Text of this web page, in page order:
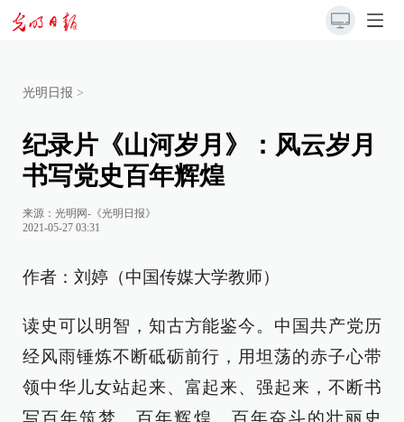
光明日报 >
纪录片《山河岁月》：风云岁月
书写党史百年辉煌
来源： 光明网-《光明日报》
2021-05-27 03:31
作者：刘婷（中国传媒大学教师）
读史可以明智，知古方能鉴今。中国共产党历
经风雨锤炼不断砥砺前行，用坦荡的赤子心带
领中华儿女站起来、富起来、强起来，不断书
写百年筑梦、百年辉煌、百年奋斗的壮丽史